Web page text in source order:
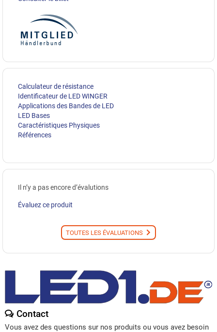
Calculateur de résistance
Identificateur de LED WINGER
Applications des Bandes de LED
LED Bases
Caractéristiques Physiques
Références
Il n’y a pas encore d’évalutions
Évaluez ce produit
TOUTES LES ÉVALUATIONS
Contact
Vous avez des questions sur nos produits ou vous avez besoin